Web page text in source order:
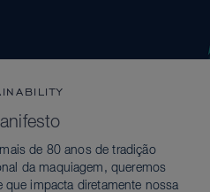
de 80 anos de tradição
da maquiagem, queremos
que impacta diretamente nossa